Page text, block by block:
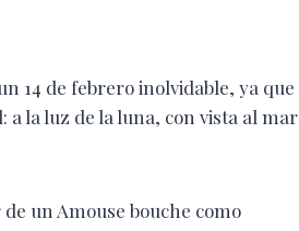
14 de febrero inolvidable, ya que
la luz de la luna, con vista al mar
un Amouse bouche como